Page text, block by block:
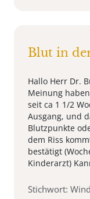
Blut in
Hallo Herr Dr.
Meinung
seit ca 1 1/2
Ausgang, und
Blutzpunkte
dem Riss
bestätigt
Kinderarzt)
Stichwort: